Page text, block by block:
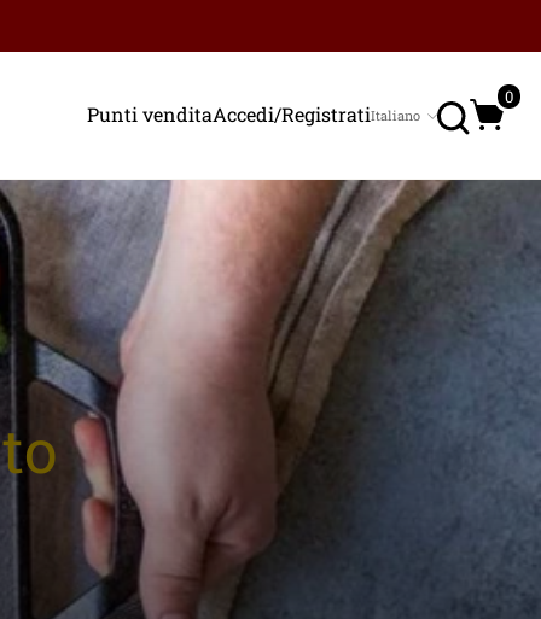
Punti venditaAccedi/Registrati
Lingua
Italiano
0